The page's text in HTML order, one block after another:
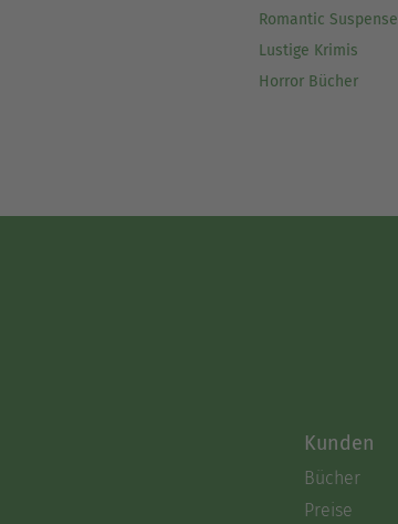
Romantic Suspense
Lustige Krimis
Horror Bücher
Kunden
Bücher
Preise